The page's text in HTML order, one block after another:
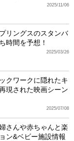
2025/11/06
リングスのスタンバ
時間を予想！
2025/03/26
クワークに隠れたキ
現された映画シーン
2025/07/08
さんや赤ちゃんと楽
ン&ベビー施設情報